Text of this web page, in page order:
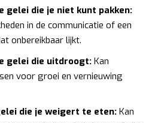
gelei die je niet kunt pakken:
in de communicatie of een
onbereikbaar lijkt.
gelei die uitdroogt: Kan
voor groei en vernieuwing
die je weigert te eten: Kan